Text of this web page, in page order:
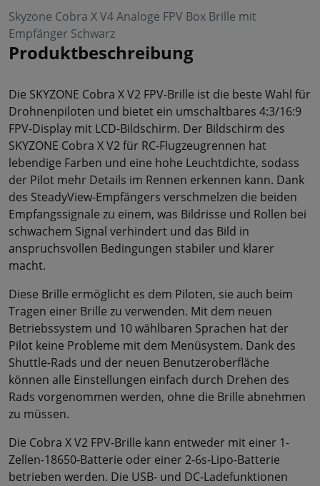
Skyzone Cobra X V4 Analoge FPV Box Brille mit
Empfänger Schwarz
Produktbeschreibung
Die SKYZONE Cobra X V2 FPV-Brille ist die beste Wahl für
Drohnenpiloten und bietet ein umschaltbares 4:3/16:9
FPV-Display mit LCD-Bildschirm. Der Bildschirm des
SKYZONE Cobra X V2 für RC-Flugzeugrennen hat
lebendige Farben und eine hohe Leuchtdichte, sodass
der Pilot mehr Details im Rennen erkennen kann. Dank
des SteadyView-Empfängers verschmelzen die beiden
Empfangssignale zu einem, was Bildrisse und Rollen bei
schwachem Signal verhindert und das Bild in
anspruchsvollen Bedingungen stabiler und klarer
macht.
Diese Brille ermöglicht es dem Piloten, sie auch beim
Tragen einer Brille zu verwenden. Mit dem neuen
Betriebssystem und 10 wählbaren Sprachen hat der
Pilot keine Probleme mit dem Menüsystem. Dank des
Shuttle-Rads und der neuen Benutzeroberfläche
können alle Einstellungen einfach durch Drehen des
Rads vorgenommen werden, ohne die Brille abnehmen
zu müssen.
Die Cobra X V2 FPV-Brille kann entweder mit einer 1-
Zellen-18650-Batterie oder einer 2-6s-Lipo-Batterie
betrieben werden. Die USB- und DC-Ladefunktionen